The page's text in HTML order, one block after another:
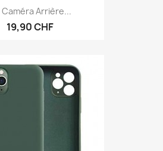
Caméra Arrière...
19,90 CHF